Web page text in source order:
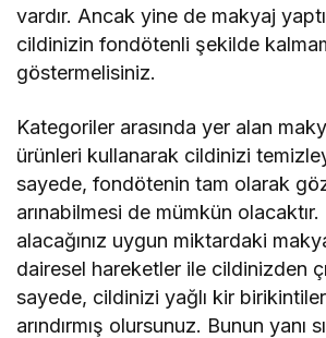
vardır. Ancak yine de makyaj
cildinizin fondötenli şekilde
göstermelisiniz.
Kategoriler arasında yer alan
ürünleri kullanarak cildinizi
sayede, fondötenin tam olarak
arınabilmesi de mümkün olacaktır.
alacağınız uygun miktardaki
dairesel hareketler ile cildinizden
sayede, cildinizi yağlı kir
arındırmış olursunuz. Bunun yanı